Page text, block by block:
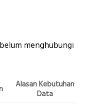
menghubungi
Alasan Kebutuhan
Data